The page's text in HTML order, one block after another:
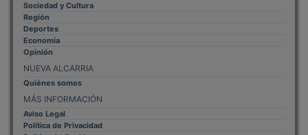
Sociedad y Cultura
Región
Deportes
Economía
Opinión
NUEVA ALCARRIA
Quiénes somos
MÁS INFORMACIÓN
Aviso Legal
Política de Privacidad